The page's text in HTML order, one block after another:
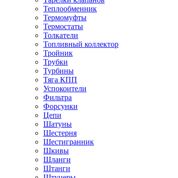
Теплообменник
Термомуфты
Термостаты
Толкатели
Топливный коллектор
Тройник
Трубки
Турбины
Тяга КПП
Успокоители
Фильтра
Форсунки
Цепи
Шатуны
Шестерня
Шестигранник
Шкивы
Шланги
Штанги